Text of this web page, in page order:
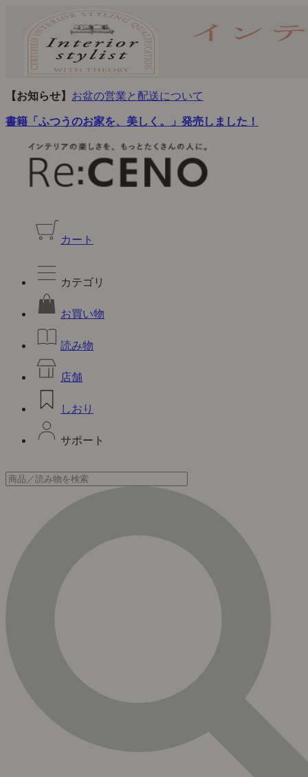
【お知らせ】 お盆の営業と配送について
書籍「ふつうのお家を、美しく。」発売しました！
カート
カテゴリ
お買い物
読み物
店舗
しおり
サポート